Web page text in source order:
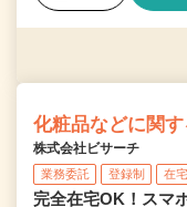
化粧品などに関
株式会社ビサーチ
業務委託 登録制 在
完全在宅OK！スマ